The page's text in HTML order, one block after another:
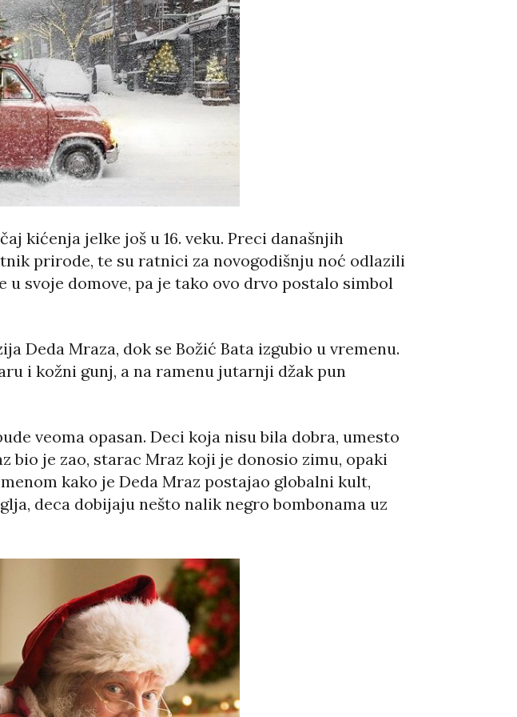
kićenja jelke još u 16. veku. Preci današnjih
prirode, te su ratnici za novogodišnju noć odlazili
u svoje domove, pa je tako ovo drvo postalo simbol
Deda Mraza, dok se Božić Bata izgubio u vremenu.
i kožni gunj, a na ramenu jutarnji džak pun
veoma opasan. Deci koja nisu bila dobra, umesto
bio je zao, starac Mraz koji je donosio zimu, opaki
kako je Deda Mraz postajao globalni kult,
deca dobijaju nešto nalik negro bombonama uz